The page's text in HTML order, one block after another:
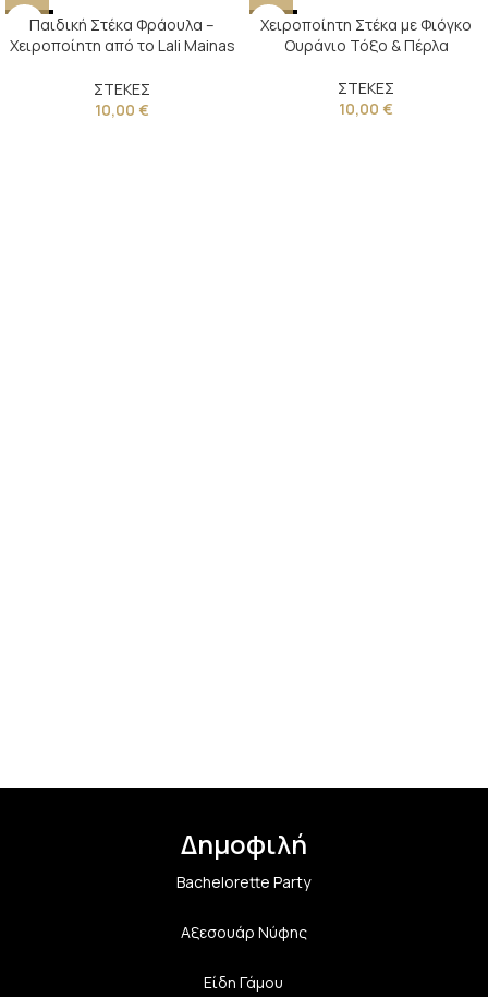
NEW
Παιδική Στέκα Φράουλα –
Χειροποίητη από το Lali Mainas
ΣΤΕΚΕΣ
10,00 €
NEW
Χειροποίητη Στέκα με Φιόγκο
Ουράνιο Τόξο & Πέρλα
ΣΤΕΚΕΣ
10,00 €
Δημοφιλή
Bachelorette Party
Αξεσουάρ Νύφης
Είδη Γάμου